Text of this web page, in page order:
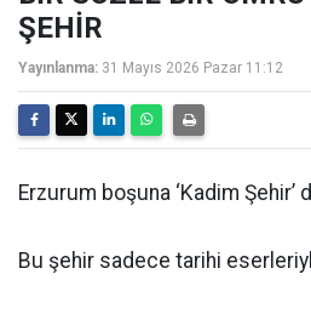
ŞEHİR
Yayınlanma: 31 Mayıs 2026 Pazar 11:12
Erzurum boşuna ‘Kadim Şehir’
Bu şehir sadece tarihi